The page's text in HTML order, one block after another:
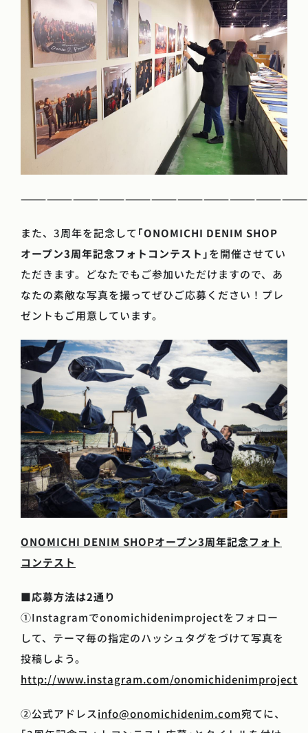
また、3周年を記念して｢ONOMICHI DENIM SHOP
オープン3周年記念フォトコンテスト｣を開催させてい
ただきます。どなたでもご参加いただけますので、あ
なたの素敵な写真を撮ってぜひご応募ください！プレ
ゼントもご用意しています。
ONOMICHI DENIM SHOPオープン3周年記念フォト
コンテスト
■応募方法は2通り
①Instagramでonomichidenimprojectをフォロー
して、テーマ毎の指定のハッシュタグをづけて写真を
投稿しよう。
http://www.instagram.com/onomichidenimproject
②公式アドレスinfo@onomichidenim.com宛てに、